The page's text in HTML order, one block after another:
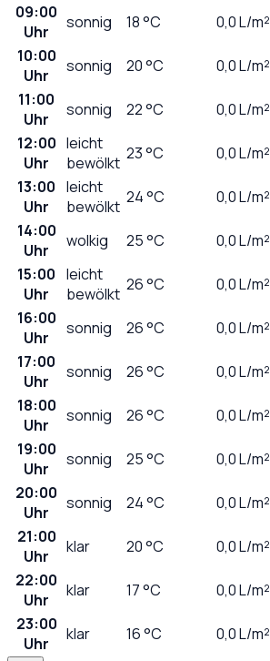
09:00
Uhr
sonnig 18°C 0,0L/m²
10:00
Uhr
sonnig 20°C 0,0L/m²
11:00
Uhr
sonnig 22°C 0,0L/m²
12:00
Uhr
leicht
bewölkt 23°C 0,0L/m²
13:00
Uhr
leicht
bewölkt 24°C 0,0L/m²
14:00
Uhr
wolkig 25°C 0,0L/m²
15:00
Uhr
leicht
bewölkt 26°C 0,0L/m²
16:00
Uhr
sonnig 26°C 0,0L/m²
17:00
Uhr
sonnig 26°C 0,0L/m²
18:00
Uhr
sonnig 26°C 0,0L/m²
19:00
Uhr
sonnig 25°C 0,0L/m²
20:00
Uhr
sonnig 24°C 0,0L/m²
21:00
Uhr
klar 20°C 0,0L/m²
22:00
Uhr
klar 17°C 0,0L/m²
23:00
Uhr
klar 16°C 0,0L/m²